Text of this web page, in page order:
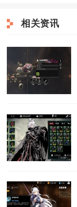
相关资讯